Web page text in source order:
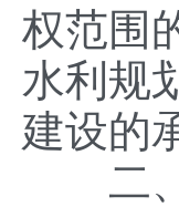
权范围
水利规
建设的
二、